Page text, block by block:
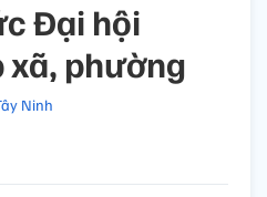
Đại hội
phường
Ninh